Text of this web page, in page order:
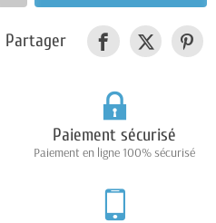
Partager
Paiement sécurisé
Paiement en ligne 100% sécurisé